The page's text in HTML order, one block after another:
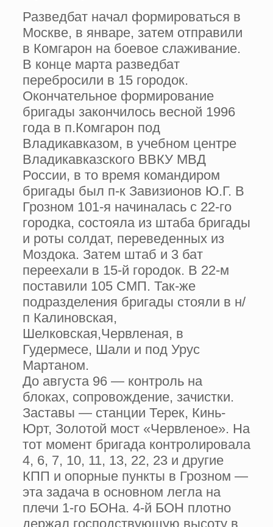
Разведбат начал формироваться в
Москве, в январе, затем отправили
в Комгарон на боевое слаживание.
В конце марта разведбат
перебросили в 15 городок.
Окончательное формирование
бригады закончилось весной 1996
года в п.Комгарон под
Владикавказом, в учебном центре
Владикавказского ВВКУ МВД
России, в то время командиром
бригады был п-к Завизионов Ю.Г. В
Грозном 101-я начиналась с 22-го
городка, состояла из штаба бригады
и роты солдат, переведенных из
Моздока. Затем штаб и 3 бат
переехали в 15-й городок. В 22-м
поставили 105 СМП. Так-же
подразделения бригады стояли в н/
п Калиновская,
Шелковская,Червленая, в
Гудермесе, Шали и под Урус
Мартаном.
До августа 96 — контроль на
блоках, сопровождение, зачистки.
Заставы — станции Терек, Кинь-
Юрт, Золотой мост «Червленое». На
тот момент бригада контролировала
4, 6, 7, 10, 11, 13, 22, 23 и другие
КПП и опорные пункты в Грозном —
эта задача в основном легла на
плечи 1-го БОНа. 4-й БОН плотно
держал господствующую высоту в